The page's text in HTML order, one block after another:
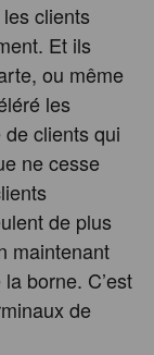
clients
Et ils
ou même
les
clients qui
ne cesse
de plus
maintenant
borne. C’est
de